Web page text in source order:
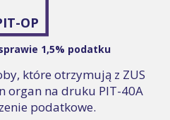
OP
1,5% podatku
które otrzymują z ZUS
organ na druku PIT-40A
podatkowe.